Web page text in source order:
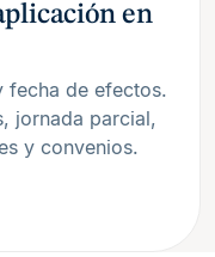
en
fecha de efectos.
jornada parcial,
y convenios.